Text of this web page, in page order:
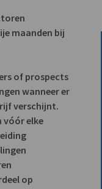
maanden bij
of prospects
wanneer er
verschijnt.
vóór elke
op